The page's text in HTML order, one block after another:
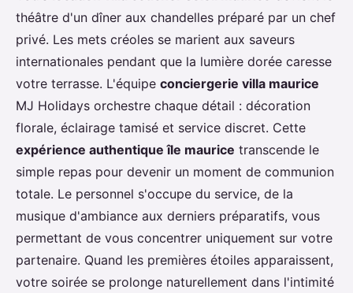
théâtre d'un dîner aux chandelles préparé par un chef
privé. Les mets créoles se marient aux saveurs
internationales pendant que la lumière dorée caresse
votre terrasse. L'équipe conciergerie villa maurice
MJ Holidays orchestre chaque détail : décoration
florale, éclairage tamisé et service discret. Cette
expérience authentique île maurice transcende le
simple repas pour devenir un moment de communion
totale. Le personnel s'occupe du service, de la
musique d'ambiance aux derniers préparatifs, vous
permettant de vous concentrer uniquement sur votre
partenaire. Quand les premières étoiles apparaissent,
votre soirée se prolonge naturellement dans l'intimité